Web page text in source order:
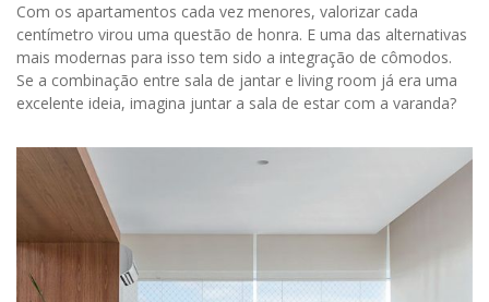
Com os apartamentos cada vez menores, valorizar cada
centímetro virou uma questão de honra. E uma das alternativas
mais modernas para isso tem sido a integração de cômodos.
Se a combinação entre sala de jantar e living room já era uma
excelente ideia, imagina juntar a sala de estar com a varanda?